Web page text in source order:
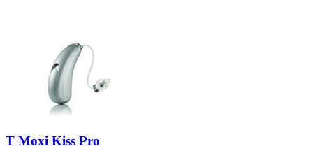
Snel zoeken
Signia hoortoestellen
Allure AIAudio Service R LI 7
HoortoestelbatterijenWidex filters
Onderhoudsartikelen
T Moxi Kiss Pro